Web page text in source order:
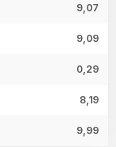
9,07
9,09
0,29
8,19
9,99